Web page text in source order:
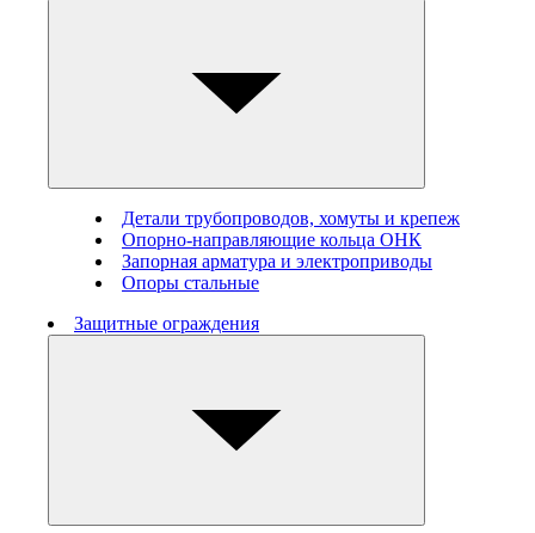
Детали трубопроводов, хомуты и крепеж
Опорно-направляющие кольца ОНК
Запорная арматура и электроприводы
Опоры стальные
Защитные ограждения